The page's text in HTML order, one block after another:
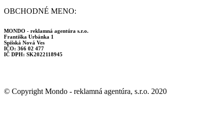
OBCHODNÉ MENO:
MONDO - reklamná agentúra s.r.o.
Františka Urbánka 1
Spišská Nová Ves
IČO: 366 02 477
IČ DPH: SK2022118945
© Copyright Mondo - reklamná agentúra, s.r.o. 2020